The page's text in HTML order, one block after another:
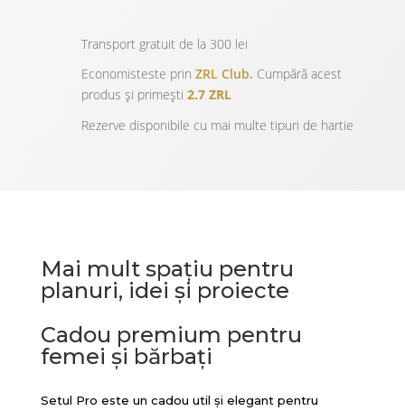
Transport gratuit de la 300 lei
Economisteste prin ZRL Club. Cumpără acest
produs și primești 2.7 ZRL
Rezerve disponibile cu mai multe tipuri de hartie
Mai mult spațiu pentru
planuri, idei și proiecte
Cadou premium pentru
femei și bărbați
Setul Pro este un cadou util și elegant pentru